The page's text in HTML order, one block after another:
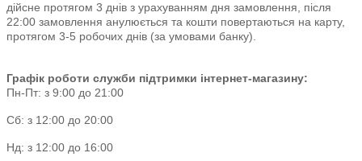
дійсне протягом 3 днів з урахуванням дня замовлення, після
22:00 замовлення анулюється та кошти повертаються на карту,
протягом 3-5 робочих днів (за умовами банку).
Графік роботи служби підтримки інтернет-магазину:
Пн-Пт: з 9:00 до 21:00
Сб: з 12:00 до 20:00
Нд: з 12:00 до 16:00